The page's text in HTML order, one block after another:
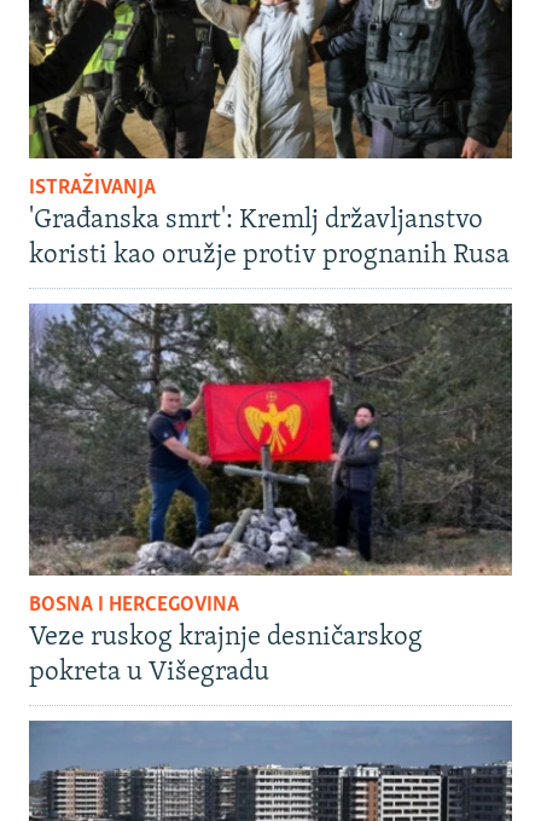
ISTRAŽIVANJA
'Građanska smrt': Kremlj državljanstvo
koristi kao oružje protiv prognanih Rusa
BOSNA I HERCEGOVINA
Veze ruskog krajnje desničarskog
pokreta u Višegradu